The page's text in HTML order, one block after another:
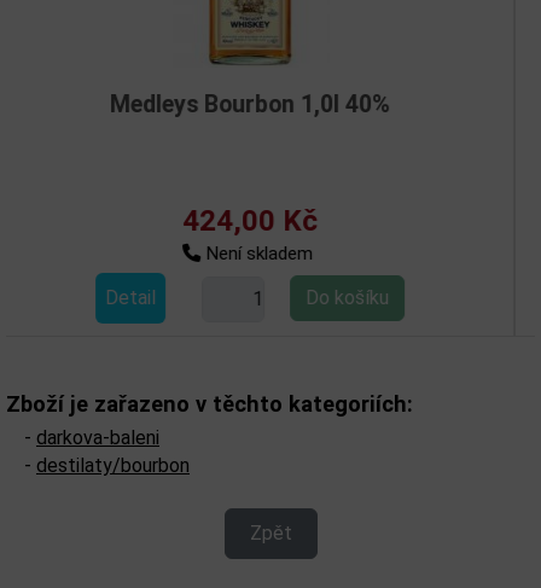
Bourbon 1,0l 40%
Zboží je zařazeno v těchto kategoriích:
- darkova-baleni
- destilaty/bourbon
Zpět